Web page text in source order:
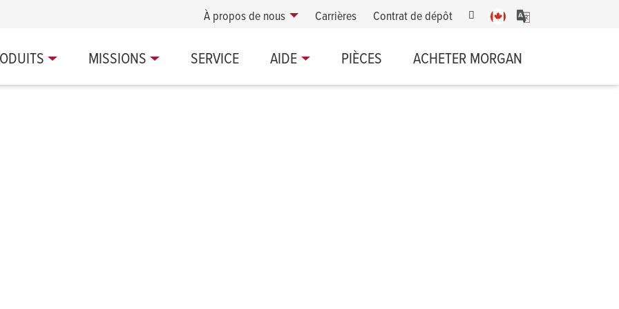
À propos de nous Carrières Contrat de dépôt
MISSIONS SERVICE AIDE PIÈCES ACHETER MORGAN